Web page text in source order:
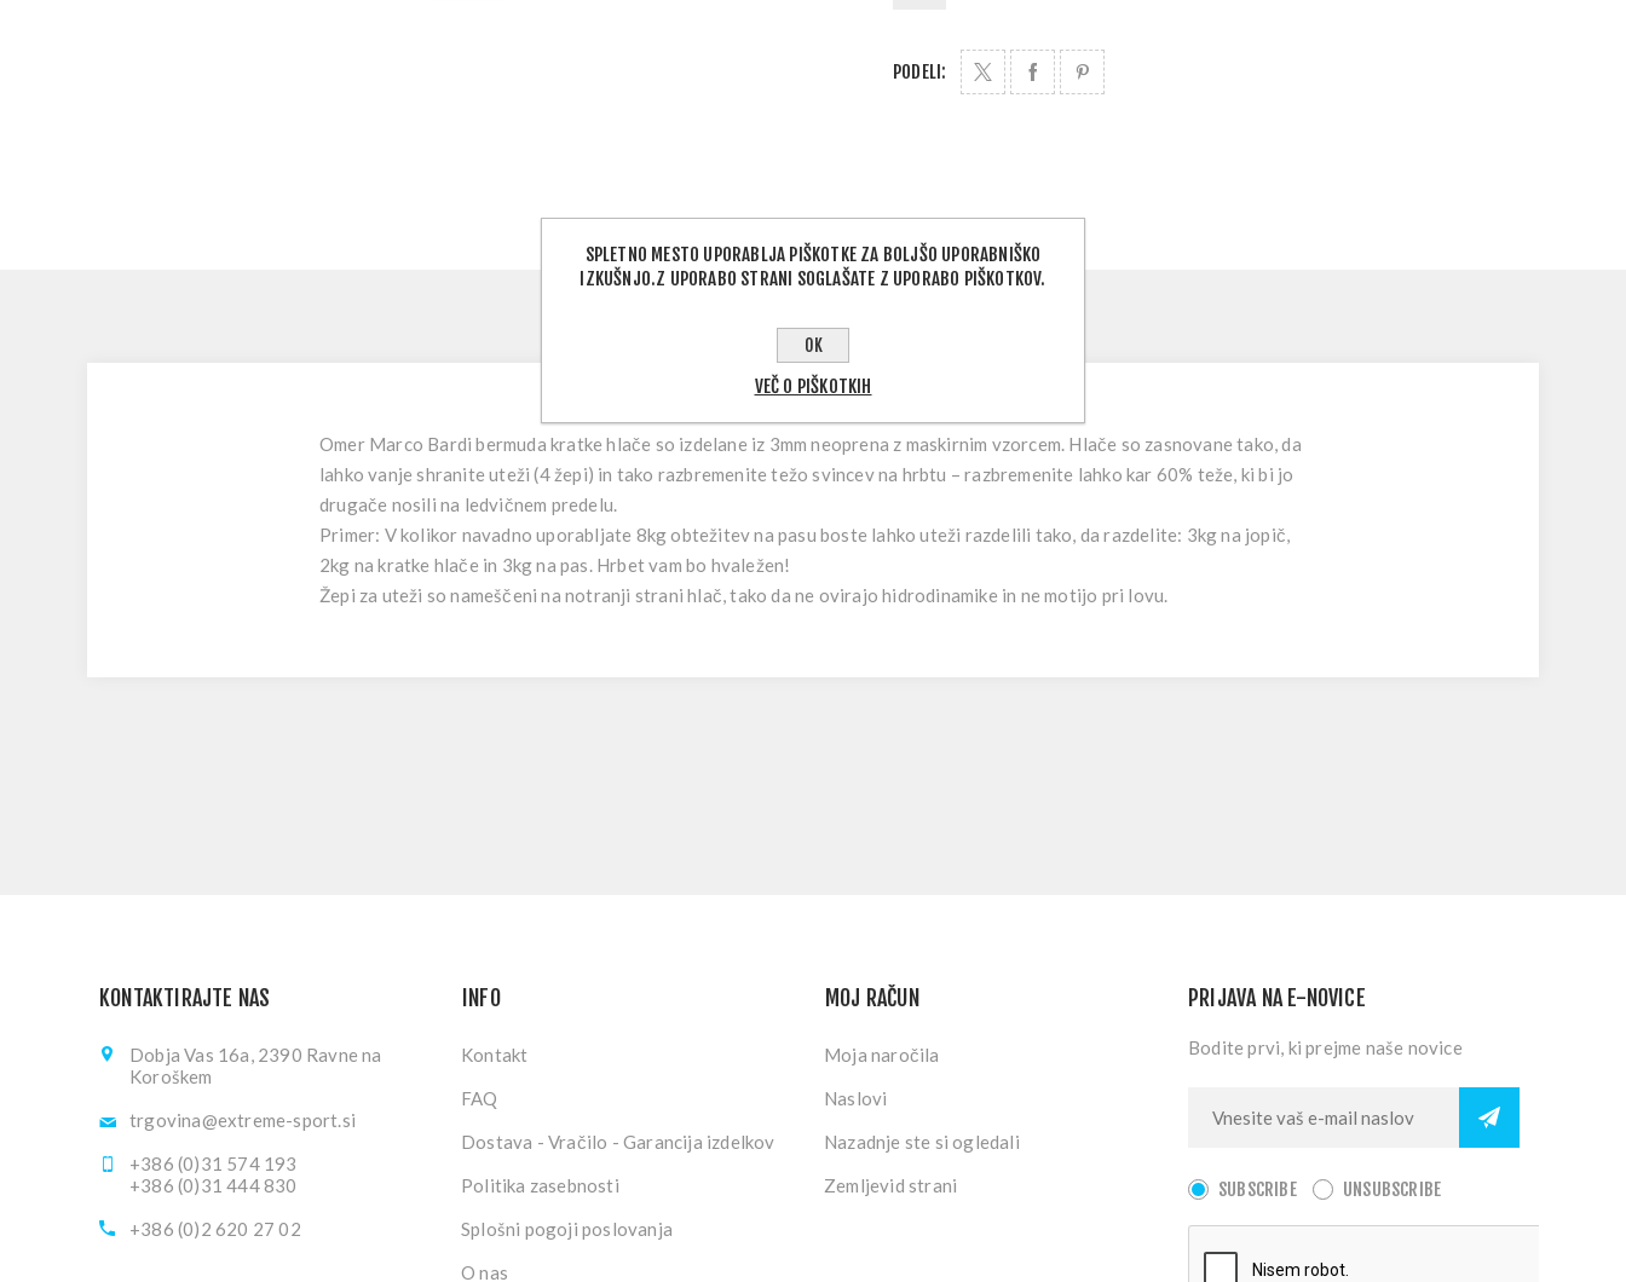
PODELI:
OPIS IZDELKA
Omer Marco Bardi bermuda kratke hlače so izdelane iz 3mm neoprena z maskirnim vzorcem. Hlače so zasnovane tako, da
lahko vanje shranite uteži (4 žepi) in tako razbremenite težo svincev na hrbtu – razbremenite lahko kar 60% teže, ki bi jo
drugače nosili na ledvičnem predelu.
Primer: V kolikor navadno uporabljate 8kg obtežitev na pasu boste lahko uteži razdelili tako, da razdelite: 3kg na jopič,
2kg na kratke hlače in 3kg na pas. Hrbet vam bo hvaležen!
Žepi za uteži so nameščeni na notranji strani hlač, tako da ne ovirajo hidrodinamike in ne motijo pri lovu.
KONTAKTIRAJTE NAS
Dobja Vas 16a, 2390 Ravne na
Koroškem
trgovina@extreme-sport.si
+386 (0)31 574 193
+386 (0)31 444 830
+386 (0)2 620 27 02
INFO
Kontakt
FAQ
Dostava - Vračilo - Garancija izdelkov
Politika zasebnosti
Splošni pogoji poslovanja
O nas
MOJ RAČUN
Moja naročila
Naslovi
Nazadnje ste si ogledali
Zemljevid strani
PRIJAVA NA E-NOVICE
Bodite prvi, ki prejme naše novice
SUBSCRIBE UNSUBSCRIBE
SPLETNO MESTO UPORABLJA PIŠKOTKE ZA BOLJŠO UPORABNIŠKO
IZKUŠNJO.Z UPORABO STRANI SOGLAŠATE Z UPORABO PIŠKOTKOV.
OK
VEČ O PIŠKOTKIH